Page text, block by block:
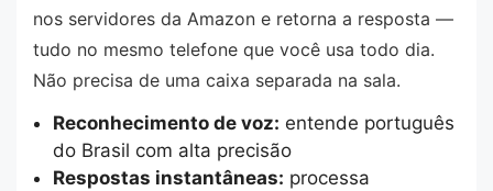
nos servidores da Amazon e retorna a resposta —
tudo no mesmo telefone que você usa todo dia.
Não precisa de uma caixa separada na sala.
Reconhecimento de voz: entende português
do Brasil com alta precisão
Respostas instantâneas: processa